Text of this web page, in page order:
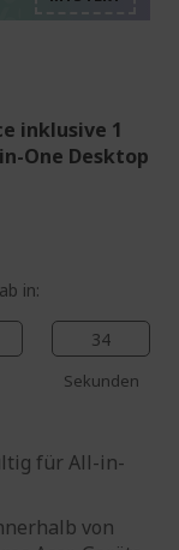
inklusive 1
One Desktop
in:
33
Sekunden
für All-in-
von